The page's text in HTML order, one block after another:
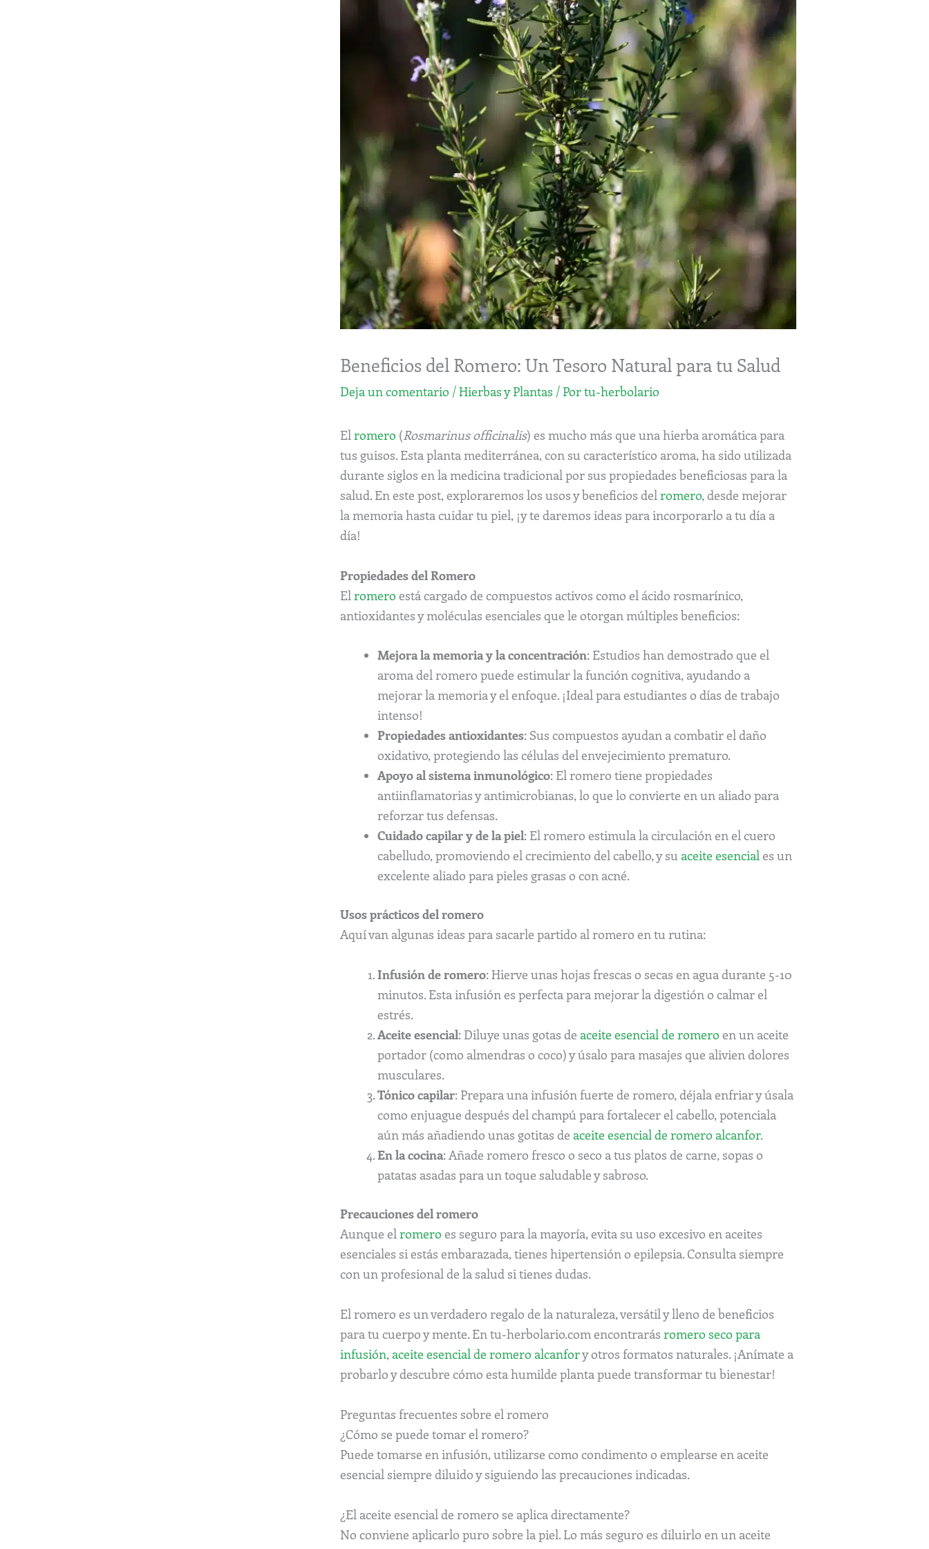
Beneficios del Romero: Un Tesoro Natural para tu Salud
Deja un comentario /Hierbas y Plantas / Portu-herbolario
Elromero (Rosmarinus officinalis) es mucho más que una hierba aromática para
tus guisos. Esta planta mediterránea, con su característico aroma, ha sido utilizada
durante siglos en la medicina tradicional por sus propiedades beneficiosas para la
salud. En este post, exploraremos los usos y beneficios delromero, desde mejorar
la memoria hasta cuidar tu piel, ¡y te daremos ideas para incorporarlo a tu día a
día!
Propiedades del Romero
Elromeroestá cargado de compuestos activos como el ácido rosmarínico,
antioxidantes y moléculas esenciales que le otorgan múltiples beneficios:
Mejora la memoria y la concentración: Estudios han demostrado que el
aroma del romero puede estimular la función cognitiva, ayudando a
mejorar la memoria y el enfoque. ¡Ideal para estudiantes o días de trabajo
intenso!
Propiedades antioxidantes: Sus compuestos ayudan a combatir el daño
oxidativo, protegiendo las células del envejecimiento prematuro.
Apoyo al sistema inmunológico: El romero tiene propiedades
antiinflamatorias y antimicrobianas, lo que lo convierte en un aliado para
reforzar tus defensas.
Cuidado capilar y de la piel: El romero estimula la circulación en el cuero
cabelludo, promoviendo el crecimiento del cabello, y suaceite esenciales un
excelente aliado para pieles grasas o con acné.
Usos prácticos del romero
Aquí van algunas ideas para sacarle partido al romero en tu rutina:
Infusión de romero: Hierve unas hojas frescas o secas en agua durante 5-10
minutos. Esta infusión es perfecta para mejorar la digestión o calmar el
estrés.
Aceite esencial: Diluye unas gotas deaceite esencial de romero en un aceite
portador (como almendras o coco) y úsalo para masajes que alivien dolores
musculares.
Tónico capilar: Prepara una infusión fuerte de romero, déjala enfriar y úsala
como enjuague después del champú para fortalecer el cabello, potenciala
aún más añadiendo unas gotitas deaceite esencial de romero alcanfor.
En la cocina: Añade romero fresco o seco a tus platos de carne, sopas o
patatas asadas para un toque saludable y sabroso.
Precauciones del romero
Aunque elromeroes seguro para la mayoría, evita su uso excesivo en aceites
esenciales si estás embarazada, tienes hipertensión o epilepsia. Consulta siempre
con un profesional de la salud si tienes dudas.
El romero es un verdadero regalo de la naturaleza, versátil y lleno de beneficios
para tu cuerpo y mente. En tu-herbolario.com encontrarásromero seco para
infusión,aceite esencial de romero alcanfory otros formatos naturales. ¡Anímate a
probarlo y descubre cómo esta humilde planta puede transformar tu bienestar!
Preguntas frecuentes sobre el romero
¿Cómo se puede tomar el romero?
Puede tomarse en infusión, utilizarse como condimento o emplearse en aceite
esencial siempre diluido y siguiendo las precauciones indicadas.
¿El aceite esencial de romero se aplica directamente?
No conviene aplicarlo puro sobre la piel. Lo más seguro es diluirlo en un aceite